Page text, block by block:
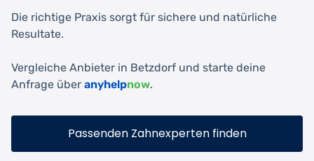
Die richtige Praxis sorgt für sichere und natürliche
Resultate.
Vergleiche Anbieter in Betzdorf und starte deine
Anfrage über anyhelpnow.
Passenden Zahnexperten finden